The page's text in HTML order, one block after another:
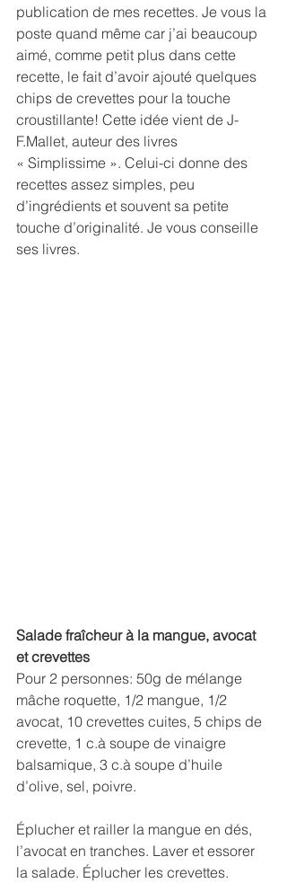
publication de mes recettes. Je vous la
poste quand même car j’ai beaucoup
aimé, comme petit plus dans cette
recette, le fait d’avoir ajouté quelques
chips de crevettes pour la touche
croustillante! Cette idée vient de J-
F.Mallet, auteur des livres
« Simplissime ». Celui-ci donne des
recettes assez simples, peu
d’ingrédients et souvent sa petite
touche d’originalité. Je vous conseille
ses livres.
Salade fraîcheur à la mangue, avocat
et crevettes
Pour 2 personnes: 50g de mélange
mâche roquette, 1/2 mangue, 1/2
avocat, 10 crevettes cuites, 5 chips de
crevette, 1 c.à soupe de vinaigre
balsamique, 3 c.à soupe d’huile
d’olive, sel, poivre.
Éplucher et railler la mangue en dés,
l’avocat en tranches. Laver et essorer
la salade. Éplucher les crevettes.